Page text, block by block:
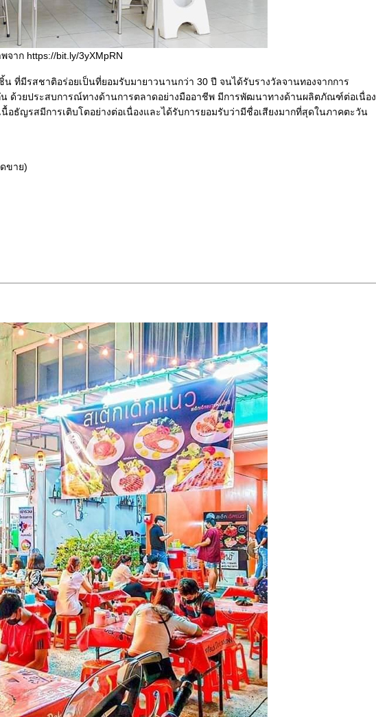
จาก https://bit.ly/3yXMpRN
ที่มีรสชาติอร่อยเป็นที่ยอมรับมายาวนานกว่า 30 ปี จนได้รับรางวัลจานทองจากการ
ด้วยประสบการณ์ทางด้านการตลาดอย่างมืออาชีพ มีการพัฒนาทางด้านผลิตภัณฑ์ต่อเนื่อง
ธัญรสมีการเติบโตอย่างต่อเนื่องและได้รับการยอมรับว่ามีชื่อเสียงมากที่สุดในภาคตะวัน
ขาย)